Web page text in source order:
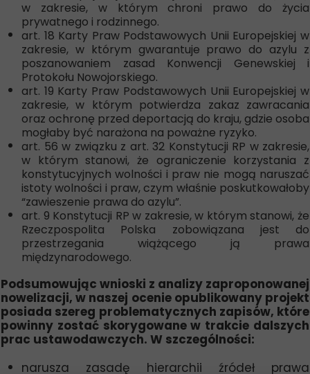
w zakresie, w którym chroni prawo do życia
prywatnego i rodzinnego.
art. 18 Karty Praw Podstawowych Unii Europejskiej w
zakresie, w którym gwarantuje prawo do azylu z
poszanowaniem zasad Konwencji Genewskiej i
Protokołu Nowojorskiego.
art. 19 Karty Praw Podstawowych Unii Europejskiej w
zakresie, w którym potwierdza zakaz zawracania
oraz ochronę przed deportacją do kraju, gdzie osoba
mogłaby być narażona na poważne ryzyko.
art. 56 w związku z art. 32 Konstytucji RP w zakresie,
w którym stanowi, że ograniczenie korzystania z
konstytucyjnych wolności i praw nie mogą naruszać
istoty wolności i praw, czym właśnie poskutkowałoby
“zawieszenie prawa do azylu”.
art. 9 Konstytucji RP w zakresie, w którym stanowi, że
Rzeczpospolita Polska zobowiązana jest do
przestrzegania wiążącego ją prawa
międzynarodowego.
Podsumowując wnioski z analizy zaproponowanej
nowelizacji, w naszej ocenie opublikowany projekt
posiada szereg problematycznych zapisów, które
powinny zostać skorygowane w trakcie dalszych
prac ustawodawczych. W szczególności:
narusza zasadę hierarchii źródeł prawa